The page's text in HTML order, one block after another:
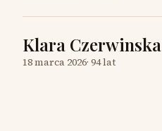
Klara Czerwinska
18 marca 2026· 94 lat